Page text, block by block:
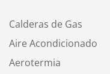
Calderas de Gas
Aire Acondicionado
Aerotermia